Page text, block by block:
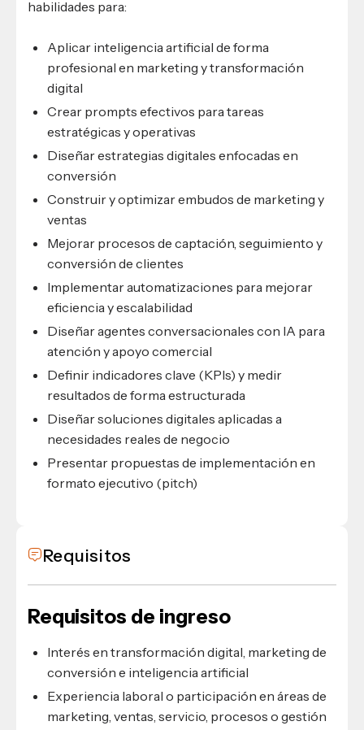
La propuesta integrará lo aprendido para resolver
una necesidad concreta de negocio u organización.
La etapa final incluirá una
en formato pitch, evaluada por un jurado de
profesionales nacionales e internacionales. Los
mejores proyectos recibirán reconocimiento y
habilidades para:
Aplicar inteligencia artificial de forma
profesional en marketing y transformación
digital
Crear prompts efectivos para tareas
estratégicas y operativas
Diseñar estrategias digitales enfocadas en
conversión
Construir y optimizar embudos de marketing y
ventas
Mejorar procesos de captación, seguimiento y
conversión de clientes
Implementar automatizaciones para mejorar
eficiencia y escalabilidad
Diseñar agentes conversacionales con IA para
atención y apoyo comercial
Definir indicadores clave (KPIs) y medir
resultados de forma estructurada
Diseñar soluciones digitales aplicadas a
necesidades reales de negocio
Presentar propuestas de implementación en
formato ejecutivo (pitch)
Requisitos
Requisitos de ingreso
Interés en transformación digital, marketing de
conversión e inteligencia artificial
Experiencia laboral o participación en áreas de
marketing, ventas, servicio, procesos o gestión